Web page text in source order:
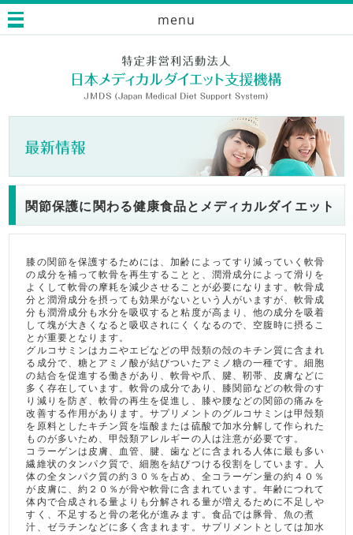
menu
関節保護に関わる健康食品とメディカルダイエット
膝の関節を保護するためには、加齢によってすり減っていく軟骨
の成分を補って軟骨を再生することと、潤滑成分によって滑りを
よくして軟骨の摩耗を減少させることが必要になります。軟骨成
分と潤滑成分を摂っても効果がないという人がいますが、軟骨成
分も潤滑成分も水分を吸収すると粘度が高まり、他の成分を吸着
して塊が大きくなると吸収されにくくなるので、空腹時に摂るこ
とが重要となります。
グルコサミンはカニやエビなどの甲殻類の殻のキチン質に含まれ
る成分で、糖とアミノ酸が結びついたアミノ糖の一種です。細胞
の結合を促進する働きがあり、軟骨や爪、腱、靭帯、皮膚などに
多く存在しています。軟骨の成分であり、膝関節などの軟骨のす
り減りを防ぎ、軟骨の再生を促進し、膝や腰などの関節の痛みを
改善する作用があります。サプリメントのグルコサミンは甲殻類
を原料としたキチン質を塩酸または硫酸で加水分解して作られた
ものが多いため、甲殻類アレルギーの人は注意が必要です。
コラーゲンは皮膚、血管、腱、歯などに含まれる人体に最も多い
繊維状のタンパク質で、細胞を結びつける役割をしています。人
体の全タンパク質の約３０％を占め、全コラーゲン量の約４０％
が皮膚に、約２０％が骨や軟骨に含まれています。年齢につれて
体内で合成される量よりも分解される量が増えるために不足しや
すく、不足すると骨の老化が進みます。食品では豚骨、魚の煮
汁、ゼラチンなどに多く含まれます。サプリメントとしては加水